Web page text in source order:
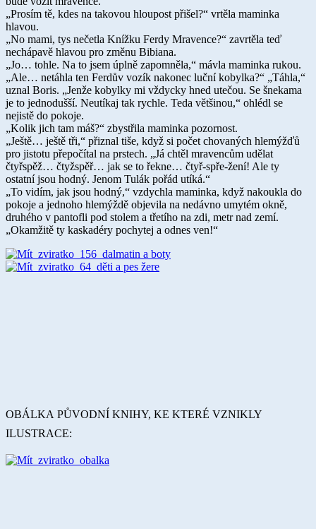
„Prosím tě, kdes na takovou hloupost přišel?“ vrtěla maminka
hlavou.
„No mami, tys nečetla Knížku Ferdy Mravence?“ zavrtěla teď
nechápavě hlavou pro změnu Bibiana.
„Jo… tohle. Na to jsem úplně zapomněla,“ mávla maminka rukou.
„Ale… netáhla ten Ferdův vozík nakonec luční kobylka?“ „Táhla,“
uznal Boris. „Jenže kobylky mi vždycky hned utečou. Se šnekama
je to jednodušší. Neutíkaj tak rychle. Teda většinou,“ ohlédl se
nejistě do pokoje.
„Kolik jich tam máš?“ zbystřila maminka pozornost.
„Ještě… ještě tři,“ přiznal tiše, když si počet chovaných hlemýžďů
pro jistotu přepočítal na prstech. „Já chtěl mravencům udělat
čtyřspěž… čtyžspěř… jak se to řekne… čtyř-spře-žení! Ale ty
ostatní jsou hodný. Jenom Tulák pořád utíká.“
„To vidím, jak jsou hodný,“ vzdychla maminka, když nakoukla do
pokoje a jednoho hlemýždě objevila na nedávno umytém okně,
druhého v pantofli pod stolem a třetího na zdi, metr nad zemí.
„Okamžitě ty kaskadéry pochytej a odnes ven!“
OBÁLKA PŮVODNÍ KNIHY, KE KTERÉ VZNIKLY
ILUSTRACE: